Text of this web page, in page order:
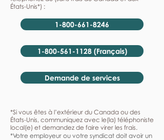
États-Unis*) :
1-800-661-8246
1-800-561-1128 (Français)
Demande de services
*Si vous êtes à l’extérieur du Canada ou des
États-Unis, communiquez avec le(la) téléphoniste
local(e) et demandez de faire virer les frais.
*Votre employeur ou votre syndicat doit avoir un